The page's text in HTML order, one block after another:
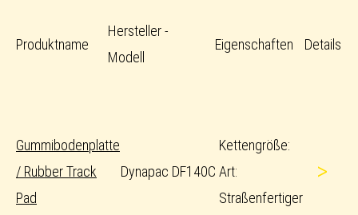
Produktname
Hersteller -
Modell
Eigenschaften Details
Gummibodenplatte
/ Rubber Track
Pad
Dynapac DF140C
Kettengröße:
Art:
Straßenfertiger
>